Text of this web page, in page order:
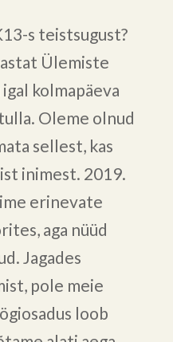
s teistsugust?
Ülemiste
kolmapäeva
Oleme olnud
sellest, kas
inimest. 2019.
erinevate
aga nüüd
Jagades
pole meie
loob